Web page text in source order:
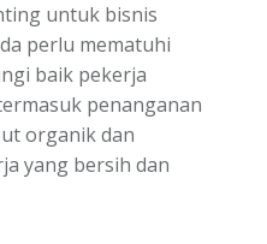
untuk bisnis
perlu mematuhi
baik pekerja
penanganan
organik dan
yang bersih dan